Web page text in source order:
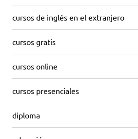
cursos de inglés en el extranjero
cursos gratis
cursos online
cursos presenciales
diploma